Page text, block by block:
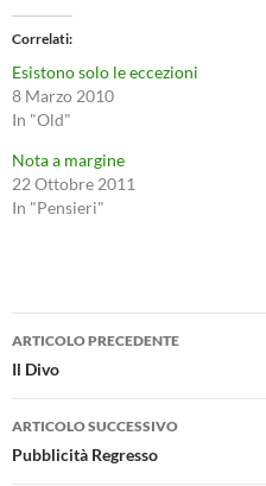
Correlati
Esistono solo le eccezioni
8 Marzo 2010
In "Old"
Nota a margine
22 Ottobre 2011
In "Pensieri"
Navigazione
articolo
ARTICOLO PRECEDENTE
Il Divo
ARTICOLO SUCCESSIVO
Pubblicità Regresso